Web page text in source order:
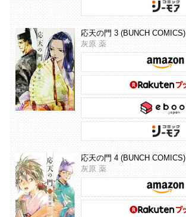
応天の門 3 (BUNCH COMICS)
灰原 薬
応天の門 4 (BUNCH COMICS)
灰原 薬